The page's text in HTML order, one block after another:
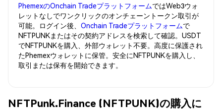
PhemexのOnchain TradeプラットフォームではWeb3ウォ
レットなしでワンクリックのオンチェーントークン取引が
可能。ログイン後、 Onchain Tradeプラットフォームで
NFTPUNKまたはその契約アドレスを検索して確認。USDT
でNFTPUNKを購入、外部ウォレット不要。高度に保護され
たPhemexウォレットに保管。安全にNFTPUNKを購入し、
取引または保有を開始できます。
NFTPunk.Finance (NFTPUNK)の購入に